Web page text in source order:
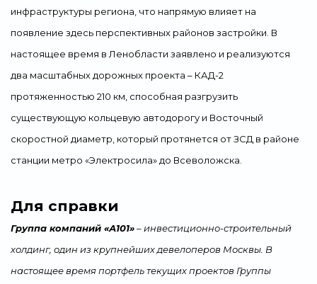
инфраструктуры региона, что напрямую влияет на
появление здесь перспективных районов застройки. В
настоящее время в Ленобласти заявлено и реализуются
два масштабных дорожных проекта – КАД-2
протяженностью 210 км, способная разгрузить
существующую кольцевую автодорогу и Восточный
скоростной диаметр, который протянется от ЗСД в районе
станции метро «Электросила» до Всеволожска.
Для справки
Группа компаний «А101»– инвестиционно-строительный
холдинг, один из крупнейших девелоперов Москвы. В
настоящее время портфель текущих проектов Группы